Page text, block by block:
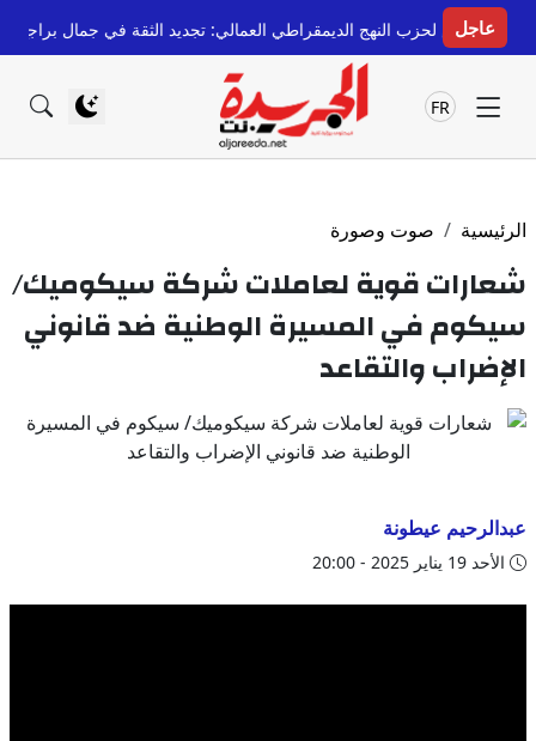
عاجل
لحزب النهج الديمقراطي العمالي: تجديد الثقة في جمال براجع لولاية ثانية
FR
الرئيسية صوت وصورة
شعارات قوية لعاملات شركة سيكوميك/
سيكوم في المسيرة الوطنية ضد قانوني
الإضراب والتقاعد
عبدالرحيم عيطونة
الأحد 19 يناير 2025 - 20:00